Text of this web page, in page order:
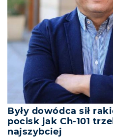
Były dowódca sił
pocisk jak Ch-101
najszybciej